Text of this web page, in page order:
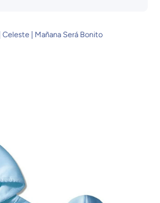
Celeste | Mañana Será Bonito
del producto